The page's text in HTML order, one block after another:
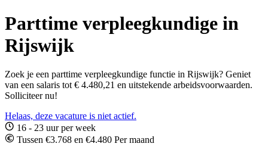
Parttime verpleegkundige in
Rijswijk
Zoek je een parttime verpleegkundige functie in Rijswijk? Geniet
van een salaris tot € 4.480,21 en uitstekende arbeidsvoorwaarden.
Solliciteer nu!
Helaas, deze vacature is niet actief.
16 - 23 uur per week
Tussen €3.768 en €4.480 Per maand